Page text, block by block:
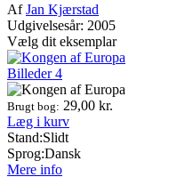
AfJan Kjærstad
Udgivelsesår: 2005
Vælg dit eksemplar
Billeder 4
Brugt bog: 29,00 kr.
Læg i kurv
Stand:Slidt
Sprog:Dansk
Mere info